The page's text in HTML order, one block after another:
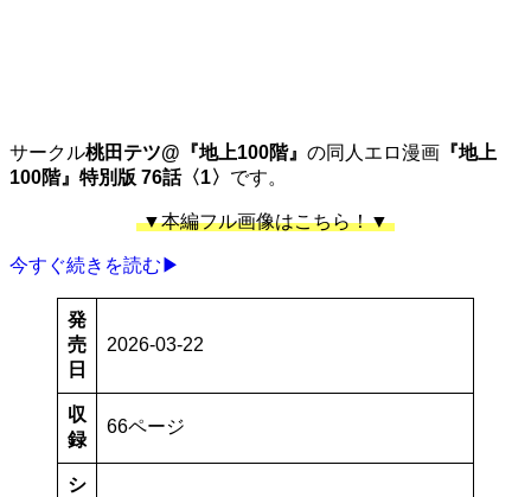
サークル桃田テツ@『地上100階』 の同人エロ漫画 『地上
100階』特別版 76話〈1〉 です。
▼本編フル画像はこちら！▼
今すぐ続きを読む▶
発
売
日
2026-03-22
収
録
66ページ
シ